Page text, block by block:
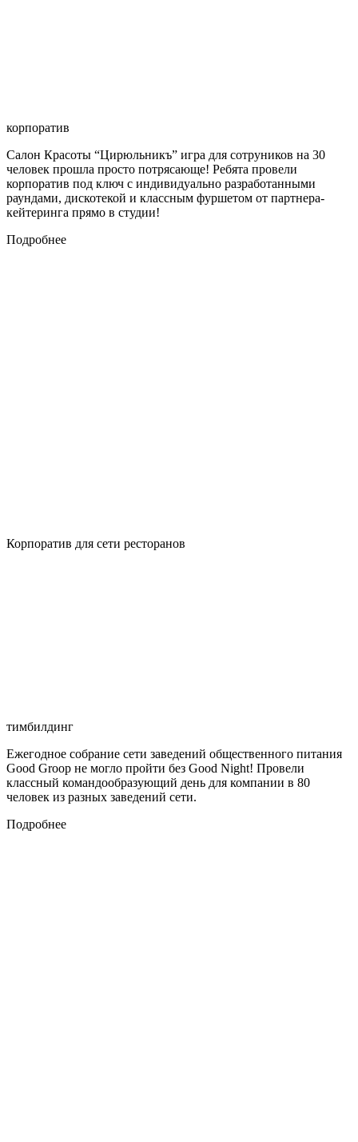
корпоратив
Салон Красоты “Цирюльникъ” игра для сотруников на 30
человек прошла просто потрясающе! Ребята провели
корпоратив под ключ с индивидуально разработанными
раундами, дискотекой и классным фуршетом от партнера-
кейтеринга прямо в студии!
Подробнее
Корпоратив для сети ресторанов
тимбилдинг
Ежегодное собрание сети заведений общественного питания
Good Groop не могло пройти без Good Night! Провели
классный командообразующий день для компании в 80
человек из разных заведений сети.
Подробнее